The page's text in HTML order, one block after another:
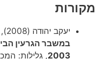
מקורות
יעקב יהודה (2008),
2003, גלילות: